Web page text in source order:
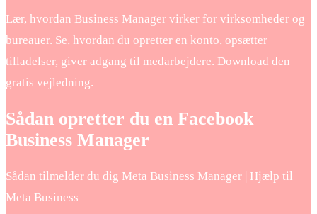
Lær, hvordan Business Manager virker for virksomheder og
bureauer. Se, hvordan du opretter en konto, opsætter
tilladelser, giver adgang til medarbejdere. Download den
gratis vejledning.
Sådan opretter du en Facebook
Business Manager
Sådan tilmelder du dig Meta Business Manager | Hjælp til
Meta Business